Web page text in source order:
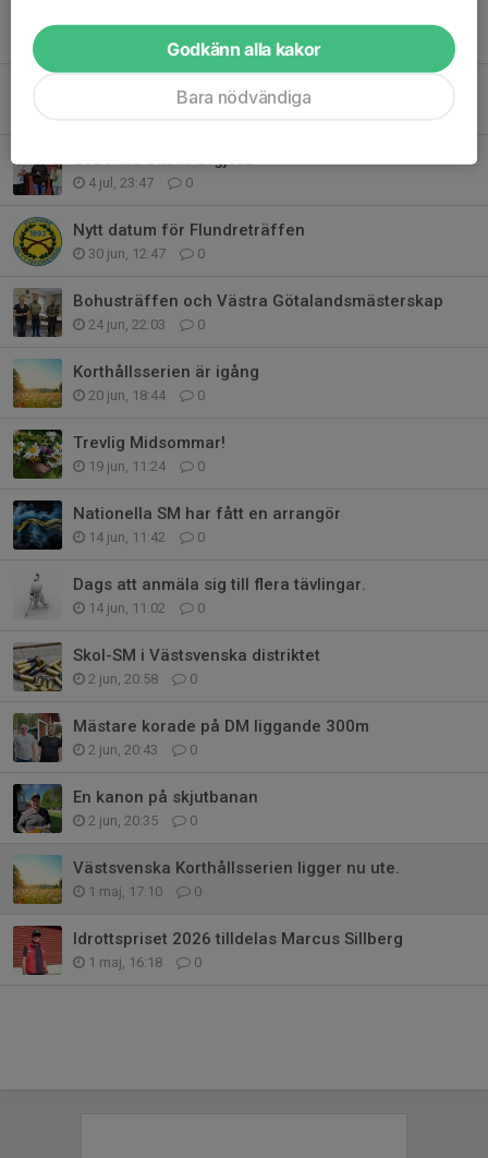
0
Två lag vidare i Korthållscupen
4 jul, 23:47 0
Nytt datum för Flundreträffen
30 jun, 12:47 0
Bohusträffen och Västra Götalandsmästerskap
24 jun, 22:03 0
Korthållsserien är igång
20 jun, 18:44 0
Trevlig Midsommar!
19 jun, 11:24 0
Nationella SM har fått en arrangör
14 jun, 11:42 0
Dags att anmäla sig till flera tävlingar.
14 jun, 11:02 0
Skol-SM i Västsvenska distriktet
2 jun, 20:58 0
Mästare korade på DM liggande 300m
2 jun, 20:43 0
En kanon på skjutbanan
2 jun, 20:35 0
Västsvenska Korthållsserien ligger nu ute.
1 maj, 17:10 0
Idrottspriset 2026 tilldelas Marcus Sillberg
1 maj, 16:18 0
Godkänn alla kakor
Bara nödvändiga